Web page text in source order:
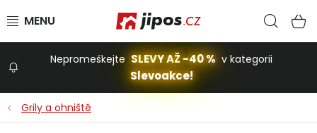
Nepromeškejte SLEVY AŽ -40 % v kategorii
Slevoakce!
Grily a ohniště